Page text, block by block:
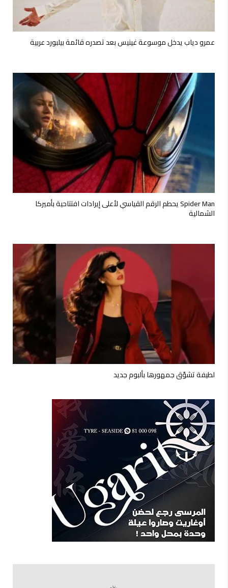
عمرو دياب يدخل موسوعة غينيس بعد تصدره قائمة بيلبورد عربية
Spider Man يحطم الرقم القياسي لأعلى إيرادات افتتاحية بأميركا
الشمالية
لطيفة تشوّق جمهورها بألبوم جديد